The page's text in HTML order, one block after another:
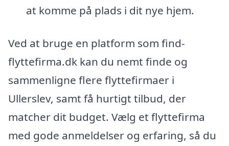
at komme på plads i dit nye hjem.
Ved at bruge en platform som find-
flyttefirma.dk kan du nemt finde og
sammenligne flere flyttefirmaer i
Ullerslev, samt få hurtigt tilbud, der
matcher dit budget. Vælg et flyttefirma
med gode anmeldelser og erfaring, så du